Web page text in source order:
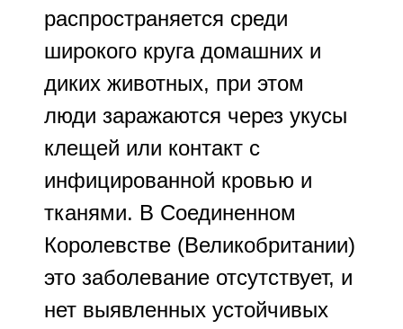
распространяется среди
широкого круга домашних и
диких животных, при этом
люди заражаются через укусы
клещей или контакт с
инфицированной кровью и
тканями. В Соединенном
Королевстве (Великобритании)
это заболевание отсутствует, и
нет выявленных устойчивых